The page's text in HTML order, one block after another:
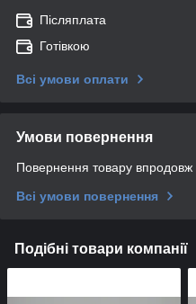
Післяплата
Готівкою
Всі умови оплати
Умови повернення
Повернення товару впродовж
Всі умови повернення
Подібні товари компанії